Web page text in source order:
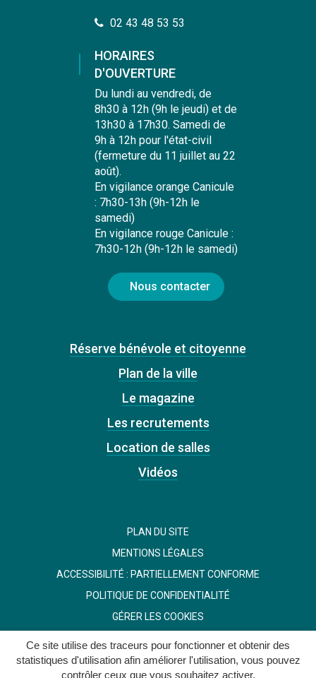
Ce site utilise des traceurs pour fonctionner et obtenir des
statistiques d'utilisation afin améliorer l'utilisation, vous pouvez
contrôler ceux que vous souhaitez activer.
02 43 48 53 53
HORAIRES
D'OUVERTURE
Du lundi au vendredi, de
8h30 à 12h (9h le jeudi) et de
13h30 à 17h30. Samedi de
9h à 12h pour l'état-civil
(fermeture du 11 juillet au 22
août).
En vigilance orange Canicule
: 7h30-13h (9h-12h le
samedi)
En vigilance rouge Canicule :
7h30-12h (9h-12h le samedi)
Nous contacter
Réserve bénévole et citoyenne
Plan de la ville
Le magazine
Les recrutements
Location de salles
Vidéos
PLAN DU SITE
MENTIONS LÉGALES
ACCESSIBILITÉ : PARTIELLEMENT CONFORME
POLITIQUE DE CONFIDENTIALITÉ
GÉRER LES COOKIES